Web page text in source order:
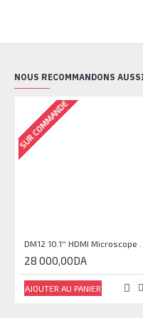
NOUS RECOMMANDONS
SUR COMMANDE
28 000,00DA
AJOUTER AU PANIER